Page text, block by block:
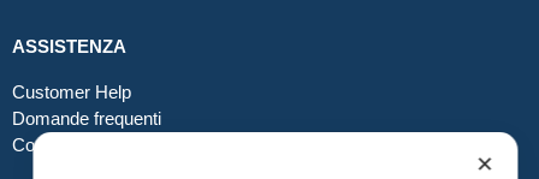
ASSISTENZA
Customer Help
Domande frequenti
Contatti
✕